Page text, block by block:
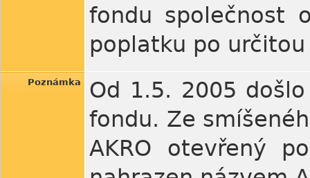
fondu společnost
poplatku po
Poznámka
Od 1.5. 2005
fondu. Ze
AKRO otevřený